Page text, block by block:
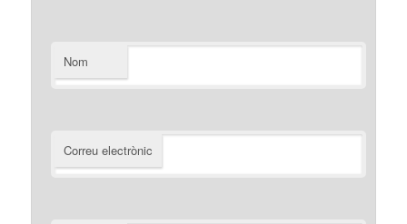
Nom
Correu electrònic